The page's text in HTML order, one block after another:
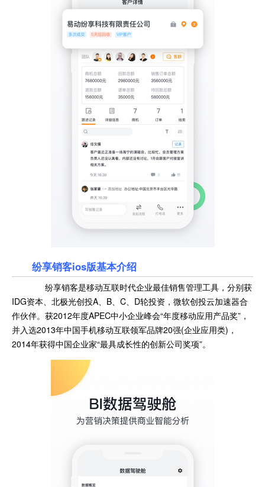
纷享销客ios版基本介绍
纷享销客是移动互联时代企业最佳销售管理工具，分别获
IDG资本、北极光创投A、B、C、D轮投资，微软创投云加速器合
作伙伴。获2012年度APEC中小企业峰会“年度移动应用产品奖”，
并入选2013年中国手机移动互联领军品牌20强(企业应用类)，
2014年获得中国企业家“最具成长性的创新公司奖项”。